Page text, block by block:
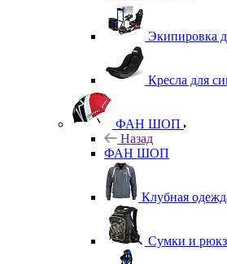
Экипировка
Кресла для
ФАН ШОП
Назад
ФАН ШОП
Клубная
Сумки и